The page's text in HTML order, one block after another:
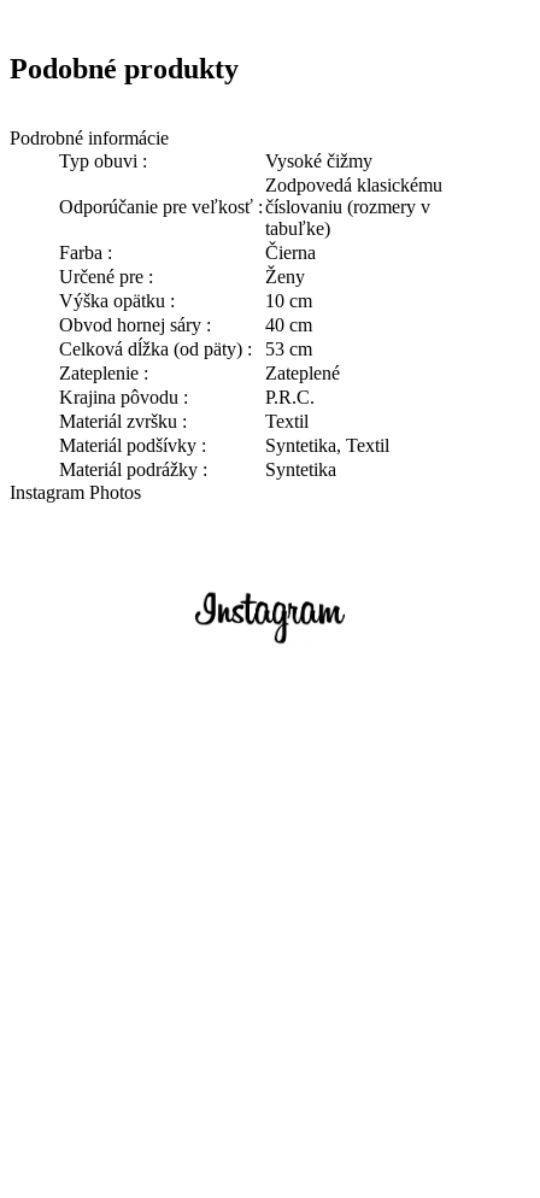
Podrobné informácie
Typ obuvi :
Vysoké čižmy
Odporúčanie pre veľkosť :
Zodpovedá klasickému
číslovaniu (rozmery v
tabuľke)
Farba :
Čierna
Určené pre :
Ženy
Výška opätku :
10 cm
Obvod hornej sáry :
40 cm
Celková dĺžka (od päty) :
53 cm
Zateplenie :
Zateplené
Krajina pôvodu :
P.R.C.
Materiál zvršku :
Textil
Materiál podšívky :
Syntetika, Textil
Materiál podrážky :
Syntetika
Instagram Photos
Podobné produkty